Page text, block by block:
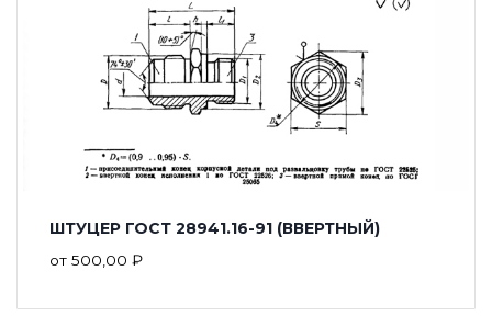
ШТУЦЕР ГОСТ 28941.16-91 (ВВЕРТНЫЙ)
от 500,00 ₽